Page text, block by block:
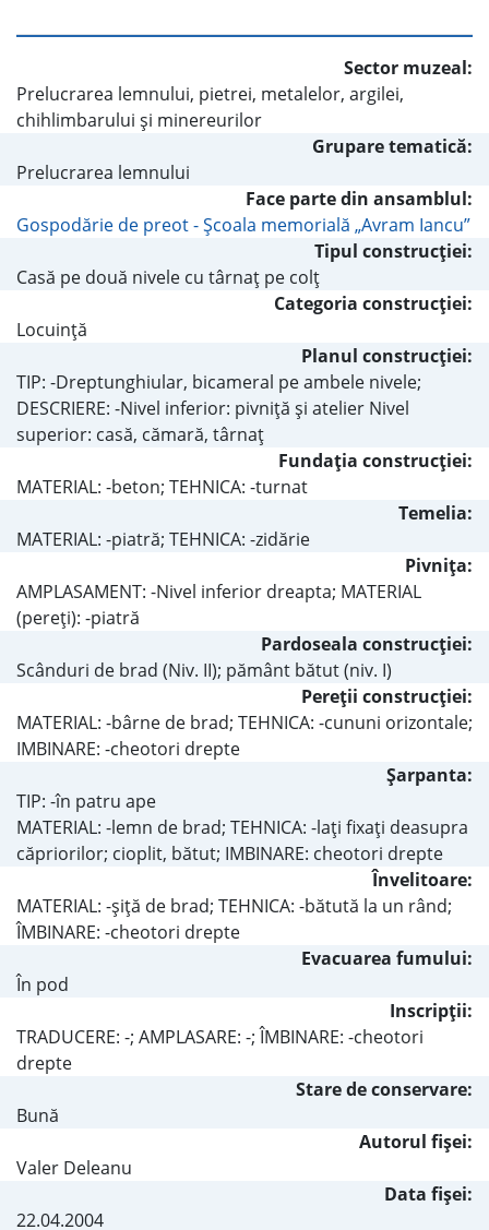
Sector muzeal:
Prelucrarea lemnului, pietrei, metalelor, argilei,
chihlimbarului şi minereurilor
Grupare tematică:
Prelucrarea lemnului
Face parte din ansamblul:
Gospodărie de preot - Şcoala memorială „Avram Iancu”
Tipul construcţiei:
Casă pe două nivele cu târnaţ pe colţ
Categoria construcţiei:
Locuinţă
Planul construcţiei:
TIP: -Dreptunghiular, bicameral pe ambele nivele;
DESCRIERE: -Nivel inferior: pivniţă şi atelier Nivel
superior: casă, cămară, târnaţ
Fundaţia construcţiei:
MATERIAL: -beton; TEHNICA: -turnat
Temelia:
MATERIAL: -piatră; TEHNICA: -zidărie
Pivniţa:
AMPLASAMENT: -Nivel inferior dreapta; MATERIAL
(pereţi): -piatră
Pardoseala construcţiei:
Scânduri de brad (Niv. II); pământ bătut (niv. I)
Pereţii construcţiei:
MATERIAL: -bârne de brad; TEHNICA: -cununi orizontale;
IMBINARE: -cheotori drepte
Şarpanta:
TIP: -în patru ape
MATERIAL: -lemn de brad; TEHNICA: -laţi fixaţi deasupra
căpriorilor; cioplit, bătut; IMBINARE: cheotori drepte
Învelitoare:
MATERIAL: -şiţă de brad; TEHNICA: -bătută la un rând;
ÎMBINARE: -cheotori drepte
Evacuarea fumului:
În pod
Inscripţii:
TRADUCERE: -; AMPLASARE: -; ÎMBINARE: -cheotori
drepte
Stare de conservare:
Bună
Autorul fişei:
Valer Deleanu
Data fișei:
22.04.2004